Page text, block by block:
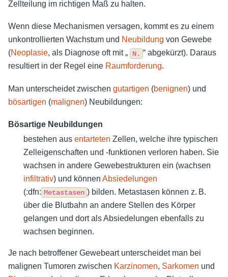
Zellteilung im richtigen Maß zu halten.
Wenn diese Mechanismen versagen, kommt es zu einem
unkontrollierten Wachstum und Neubildung von Gewebe
(Neoplasie, als Diagnose oft mit „ N. “ abgekürzt). Daraus
resultiert in der Regel eine Raumforderung.
Man unterscheidet zwischen gutartigen (benignen) und
bösartigen (malignen) Neubildungen:
Bösartige Neubildungen
bestehen aus entarteten Zellen, welche ihre typischen
Zelleigenschaften und -funktionen verloren haben. Sie
wachsen in andere Gewebestrukturen ein (wachsen
infiltrativ) und können Absiedelungen
(:dfn: Metastasen ) bilden. Metastasen können z. B.
über die Blutbahn an andere Stellen des Körper
gelangen und dort als Absiedelungen ebenfalls zu
wachsen beginnen.
Je nach betroffener Gewebeart unterscheidet man bei
malignen Tumoren zwischen Karzinomen, Sarkomen und